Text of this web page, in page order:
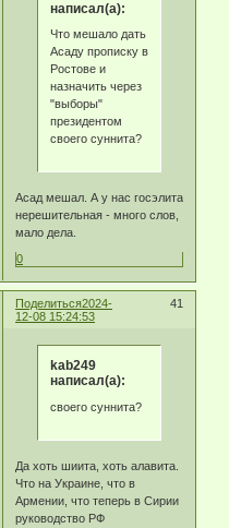
написал(а):
Что мешало дать
Асаду прописку в
Ростове и
назначить через
"выборы"
президентом
своего суннита?
Асад мешал. А у нас госэлита
нерешительная - много слов,
мало дела.
0
Поделиться 41
2024-
12-08 15:24:53
kab249
написал(а):
своего суннита?
Да хоть шиита, хоть алавита.
Что на Украине, что в
Армении, что теперь в Сирии
руководство РФ